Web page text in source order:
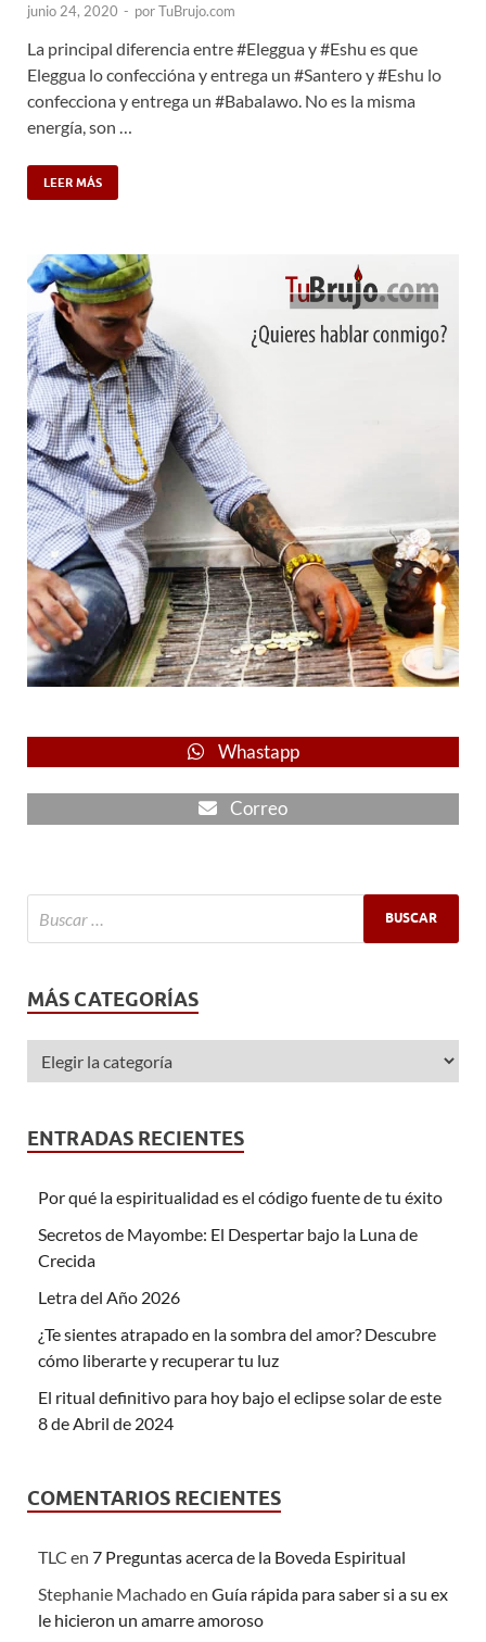
junio 24, 2020 - porTuBrujo.com
La principal diferencia entre #Eleggua y #Eshu es que
Eleggua lo confeccióna y entrega un #Santero y #Eshu lo
confecciona y entrega un #Babalawo. No es la misma
energía, son …
LEER MÁS
Whastapp
Correo
MÁS CATEGORÍAS
ENTRADAS RECIENTES
Por qué la espiritualidad es el código fuente de tu éxito
Secretos de Mayombe: El Despertar bajo la Luna de
Crecida
Letra del Año 2026
¿Te sientes atrapado en la sombra del amor? Descubre
cómo liberarte y recuperar tu luz
El ritual definitivo para hoy bajo el eclipse solar de este
8 de Abril de 2024
COMENTARIOS RECIENTES
TLC en 7 Preguntas acerca de la Boveda Espiritual
Stephanie Machadoen Guía rápida para saber si a su ex
le hicieron un amarre amoroso